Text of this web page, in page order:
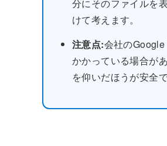
分にそのファイルを
けて考えます。
注意点:会社の
かかっている場合が
を仰いだほうが安全で